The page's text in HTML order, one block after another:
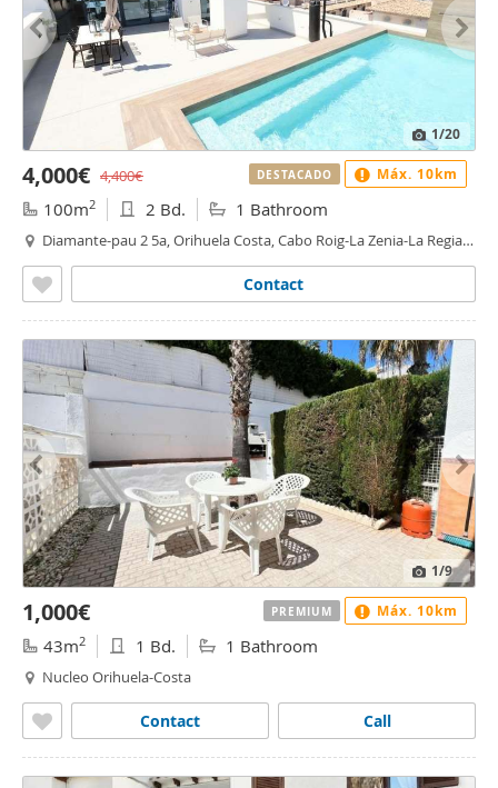
1/20
4,000€ 4,400€
100m2 2 Bd. 1 Bathroom
Diamante-pau 2 5a, Orihuela Costa, Cabo Roig-La Zenia-La Regia,
Contact
DESTACADO Máx. 10km
1/9
1,000€
43m2 1 Bd. 1 Bathroom
Nucleo Orihuela-Costa
Call
Contact
PREMIUM Máx. 10km